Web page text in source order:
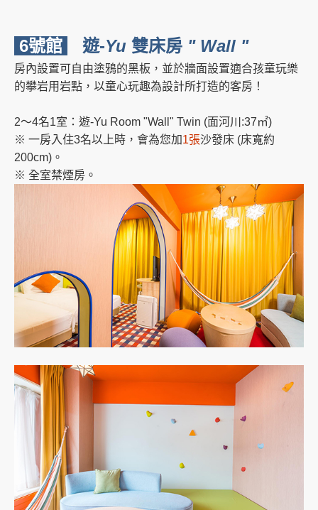
6號館 遊-Yu 雙床房 " Wall "
房內設置可自由塗鴉的黑板，並於牆面設置適合孩童玩樂
的攀岩用岩點，以童心玩趣為設計所打造的客房！
2～4名1室：遊-Yu Room "Wall" Twin (面河川:37㎡)
※ 一房入住3名以上時，會為您加1張沙發床 (床寬約
200cm)。
※ 全室禁煙房。